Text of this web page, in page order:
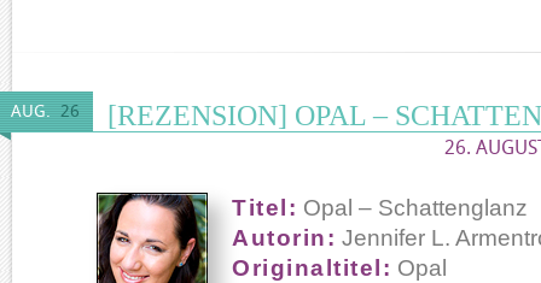
AUG. 26 [REZENSION] OPAL –
26.
Titel: Opal – Schattenglanz
Autorin: Jennifer L.
Originaltitel: Opal